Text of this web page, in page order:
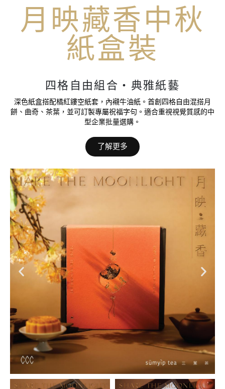
月映藏香中秋
紙盒裝
四格自由組合・典雅紙藝
深色紙盒搭配橘紅鏤空紙套，內襯牛油紙。首創四格自由混搭月
餅、曲奇、茶葉，並可訂製專屬祝福字句。適合重視視覺質感的中
型企業批量選購。
了解更多